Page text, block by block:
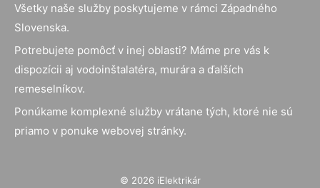
Všetky naše služby poskytujeme v rámci Západného
Slovenska.
Potrebujete pomôcť v inej oblasti? Máme pre vás k
dispozícii aj vodoinštalatéra, murára a ďalších
remeselníkov.
Ponúkame komplexné služby vrátane tých, ktoré nie sú
priamo v ponuke webovej stránky.
© 2026 iElektrikár